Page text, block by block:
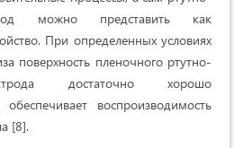
можно представить как
При определенных условиях
поверхность пленочного ртутно-
достаточно хорошо
воспроизводимость
[8].